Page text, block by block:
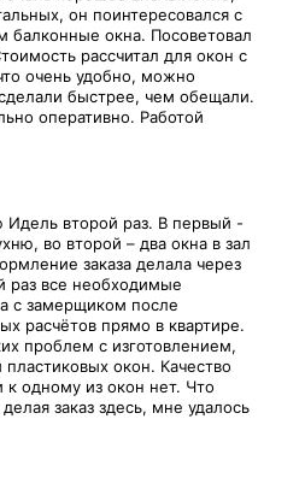
он поинтересовался с
окна. Посоветовал
рассчитал для окон с
очень удобно, можно
быстрее, чем обещали.
оперативно. Работой
второй раз. В первый -
во второй – два окна в зал
заказа делала через
раз все необходимые
с замерщиком после
расчётов прямо в квартире.
проблем с изготовлением,
пластиковых окон. Качество
к одному из окон нет. Что
заказ здесь, мне удалось